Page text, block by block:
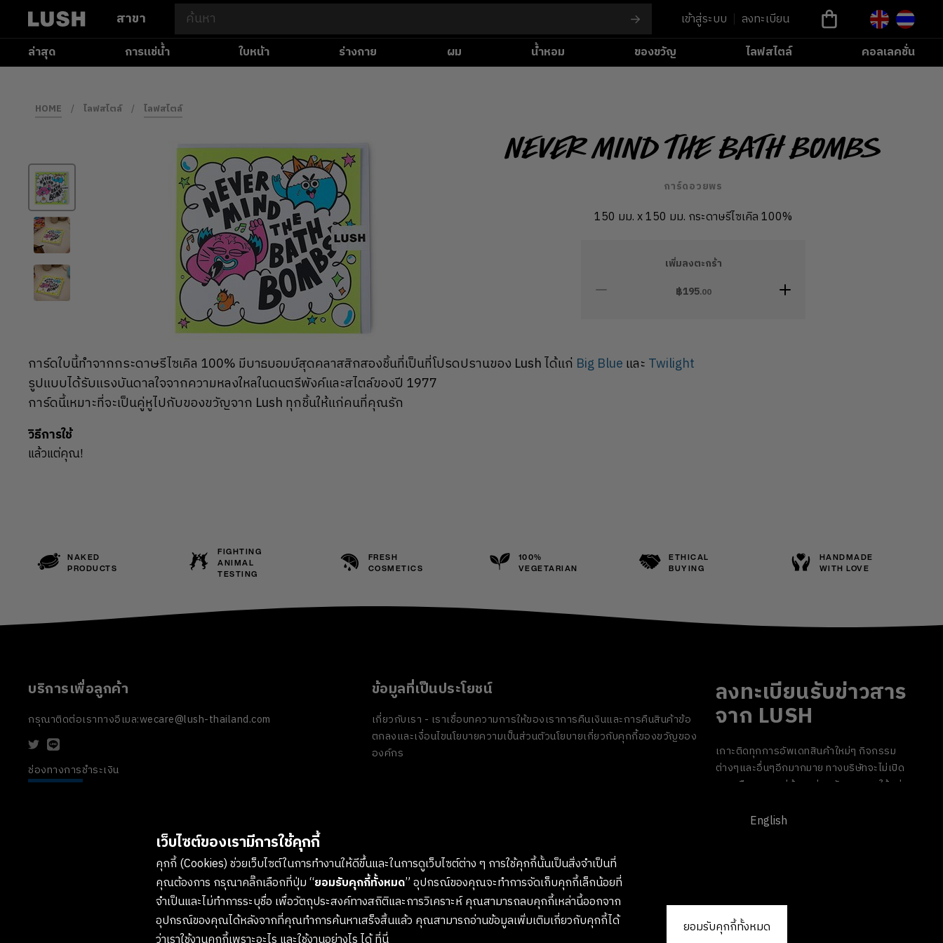
สาขา เข้าสู่ระบบ
ลงทะเบียน
ล่าสุด
การแช่น้ำ ใบหน้า ร่างกาย ผม น้ำหอม ของขวัญ ไลฟสไตล์ คอลเลคชั่น
HOME / ไลฟสไตล์ / ไลฟสไตล์
Never Mind the Bath Bombs
การ์ดอวยพร
150 มม. x 150 มม. กระดาษรีไซเคิล 100%
เพิ่มลงตะกร้า
฿195.00
การ์ดใบนี้ทำจากกระดาษรีไซเคิล 100% มีบาธบอมบ์สุดคลาสสิกสองชิ้นที่เป็นที่โปรดปรานของ Lush ได้แก่ Big Blue และ Twilight
รูปแบบได้รับแรงบันดาลใจจากความหลงใหลในดนตรีพังค์และสไตล์ของปี 1977
การ์ดนี้เหมาะที่จะเป็นคู่หูไปกับของขวัญจาก Lush ทุกชิ้นให้แก่คนที่คุณรัก
วิธีการใช้
แล้วแต่คุณ!
NAKED
PRODUCTS
FIGHTING
ANIMAL
TESTING
FRESH
COSMETICS
100%
VEGETARIAN
ETHICAL
BUYING
HANDMADE
WITH LOVE
บริการเพื่อลูกค้า
กรุณาติดต่อเราทางอีเมล:wecare@lush-thailand.com
ข้อมูลที่เป็นประโยชน์
เกี่ยวกับเรา - เราเชื่อบทความการให้ของเราการคืนเงินและการคืนสินค้าข้อ
ตกลงและเงื่อนไขนโยบายความเป็นส่วนตัวนโยบายเกี่ยวกับคุกกี้ของขวัญของ
องค์กร
ช่องทางการชำระเงิน
ลงทะเบียนรับข่าวสาร
จาก LUSH
เกาะติดทุกการอัพเดทสินค้าใหม่ๆ กิจกรรม
ต่างๆและอื่นๆอีกมากมาย ทางบริษัทจะไม่เปิด
เผยหรือเผยแพร่ข้อมูลส่วนตัวของคุณให้แก่
ข่าวสารได้ทุกเมื่อ
English
เว็บไซต์ของเรามีการใช้คุกกี้
คุกกี้ (Cookies) ช่วยเว็บไซต์ในการทำงานให้ดีขึ้นและในการดูเว็บไซต์ต่าง ๆ การใช้คุกกี้นั้นเป็นสิ่งจำเป็นที่
คุณต้องการ กรุณาคลิ๊กเลือกที่ปุ่ม “ยอมรับคุกกี้ทั้งหมด” อุปกรณ์ของคุณจะทำการจัดเก็บคุกกี้เล็กน้อยที่
จำเป็นและไม่ทำการระบุชื่อ เพื่อวัตถุประสงค์ทางสถิติและการวิเคราะห์ คุณสามารถลบคุกกี้เหล่านี้ออกจาก
อุปกรณ์ของคุณได้หลังจากที่คุณทำการค้นหาเสร็จสิ้นแล้ว คุณสามารถอ่านข้อมูลเพิ่มเติมเกี่ยวกับคุกกี้ได้
ยอมรับคุกกี้ทั้งหมด